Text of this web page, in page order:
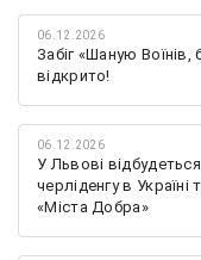
06.12.2026
Забіг «Шаную Воїнів,
відкрито!
06.12.2026
У Львові
черліденгу в Україні
«Міста Добра»